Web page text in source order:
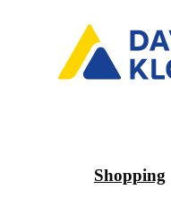
Shopping